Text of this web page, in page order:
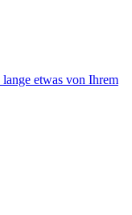
etwas von Ihrem